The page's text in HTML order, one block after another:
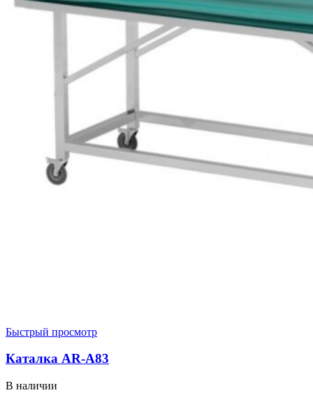
Быстрый просмотр
Каталка AR-A83
В наличии